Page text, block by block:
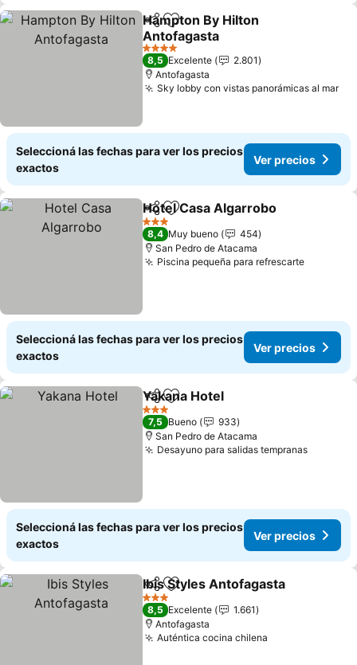
CompartirAñadir a favoritos
Hampton By Hilton
Antofagasta
Ver precios
4 Estrellas
8,5 Excelente
2.801
Antofagasta
Sky lobby con vistas panorámicas al mar
Seleccioná las fechas para ver los precios
exactos
Ver precios
CompartirAñadir a favoritos
Hotel Casa Algarrobo
3 Estrellas
8,4 Muy bueno
454
San Pedro de Atacama
Piscina pequeña para refrescarteVer
Seleccioná las fechas para ver los precios
exactos
Ver precios
Compartir
Añadir a favoritos
Yakana Hotel
3 Estrellas
7,5 Bueno
933
San Pedro de Atacama
Desayuno para salidas tempranasVer
Seleccioná las fechas para ver los precios
exactos
Ver precios
CompartirAñadir a favoritos
Ibis Styles Antofagasta
3 Estrellas
8,5 Excelente
1.661
Antofagasta
Auténtica cocina chilena